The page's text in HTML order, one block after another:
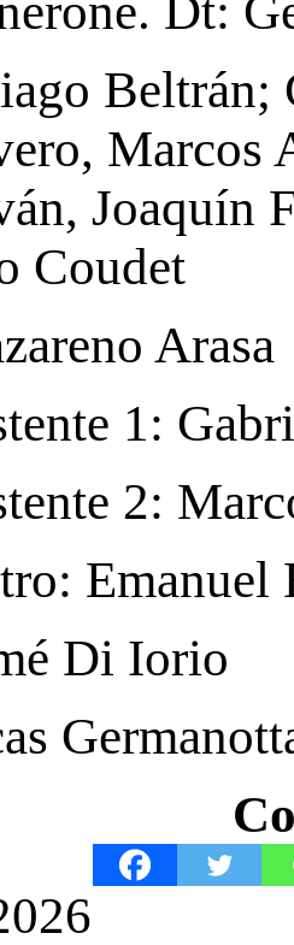
Marcos
Joaquín
Coudet
Arasa
1:
2:
Emanuel
Di Iorio